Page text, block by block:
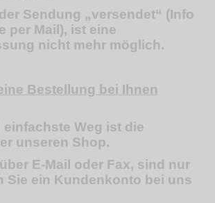
Sendung „versendet“ (Info
per Mail), ist eine
nicht mehr möglich.
Bestellung bei Ihnen
einfachste Weg ist die
unseren Shop.
E-Mail oder Fax, sind nur
Sie ein Kundenkonto bei uns